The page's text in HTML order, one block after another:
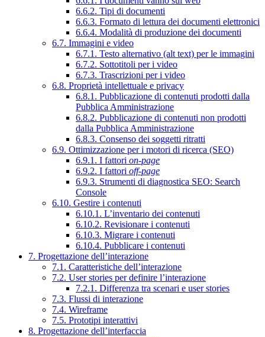
6.6.2. Tipi di documenti
6.6.3. Formato di lettura dei documenti elettronici
6.6.4. Modalità di produzione dei documenti
6.7. Immagini e video
6.7.1. Testo alternativo (alt text) per le immagini
6.7.2. Sottotitoli per i video
6.7.3. Trascrizioni per i video
6.8. Proprietà intellettuale e privacy
6.8.1. Pubblicazione di contenuti prodotti dalla
Pubblica Amministrazione
6.8.2. Pubblicazione di contenuti non prodotti
dalla Pubblica Amministrazione
6.8.3. Consenso dei soggetti ritratti
6.9. Ottimizzazione per i motori di ricerca (SEO)
6.9.1. I fattori on-page
6.9.2. I fattori off-page
6.9.3. Strumenti di diagnostica SEO: Search
Console
6.10. Gestire i contenuti
6.10.1. L’inventario dei contenuti
6.10.2. Revisionare i contenuti
6.10.3. Migrare i contenuti
6.10.4. Pubblicare i contenuti
7. Progettazione dell’interazione
7.1. Caratteristiche dell’interazione
7.2. User stories per definire l’interazione
7.2.1. Differenza tra scenari e user stories
7.3. Flussi di interazione
7.4. Wireframe
7.5. Prototipi interattivi
8. Progettazione dell’interfaccia